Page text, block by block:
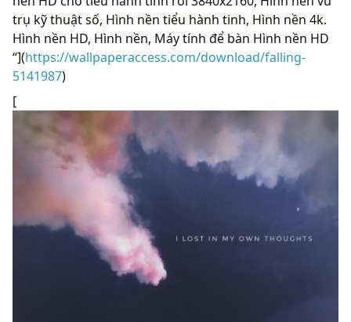
trụ kỹ thuật số, Hình nền tiểu hành tinh, Hình nền 4k.
Hình nền HD, Hình nền, Máy tính để bàn Hình nền HD
“](https://wallpaperaccess.com/download/falling-
5141987)
[